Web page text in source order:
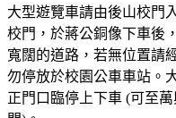
大型遊覽車請由後山校門
校門，於蔣公銅像下車後
寬闊的道路，若無位置請
勿停放於校園公車車站。
正門口臨停上下車 (可至